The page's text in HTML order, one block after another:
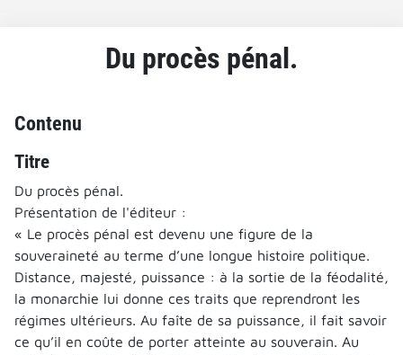
Du procès pénal.
Contenu
Titre
Du procès pénal.
Présentation de l'éditeur :
« Le procès pénal est devenu une figure de la
souveraineté au terme d’une longue histoire politique.
Distance, majesté, puissance : à la sortie de la féodalité,
la monarchie lui donne ces traits que reprendront les
régimes ultérieurs. Au faîte de sa puissance, il fait savoir
ce qu’il en coûte de porter atteinte au souverain. Au